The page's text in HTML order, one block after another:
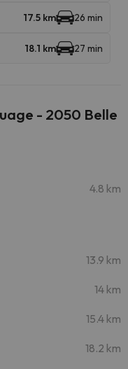
17.5 km 26 min
18.1 km 27 min
- 2050 Belle
4.8 km
13.9 km
14 km
15.4 km
18.2 km